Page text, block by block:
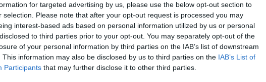
for targeted advertising by us, please use the below opt-out section to
selection. Please note that after your opt-out request is processed you may
interest-based ads based on personal information utilized by us or personal
to third parties prior to your opt-out. You may separately opt-out of the
of your personal information by third parties on the IAB’s list of downstream
This information may also be disclosed by us to third parties on the IAB’s List of
Participants that may further disclose it to other third parties.
alto, arremesso do juiz ao início do tempo